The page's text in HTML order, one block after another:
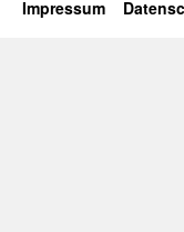
Impressum